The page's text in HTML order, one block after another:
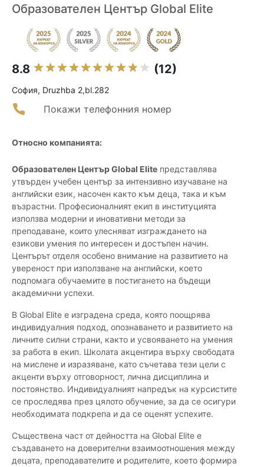
Образователен Център Global Elite
8.8 (12)
София, Druzhba 2,bl.282
Покажи телефонния номер
Относно компанията:
Образователен Център Global Elite представлява
утвърден учебен център за интензивно изучаване на
английски език, насочен както към деца, така и към
възрастни. Професионалният екип в институцията
използва модерни и иновативни методи за
преподаване, които улесняват изграждането на
езикови умения по интересен и достъпен начин.
Центърът отделя особено внимание на развитието на
увереност при използване на английски, което
подпомага обучаемите в постигането на бъдещи
академични успехи.
В Global Elite е изградена среда, която поощрява
индивидуалния подход, опознаването и развитието на
личните силни страни, както и усвояването на умения
за работа в екип. Школата акцентира върху свободата
на мислене и изразяване, като съчетава тези цели с
акценти върху отговорност, лична дисциплина и
постоянство. Индивидуалният напредък на курсистите
се проследява през цялото обучение, за да се осигури
необходимата подкрепа и да се оценят успехите.
Съществена част от дейността на Global Elite е
създаването на доверителни взаимоотношения между
децата, преподавателите и родителите, което формира